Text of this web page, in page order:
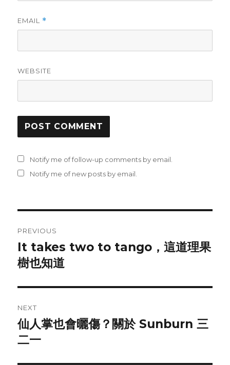
EMAIL *
WEBSITE
Notify me of follow-up comments by email.
Notify me of new posts by email.
navigation
PREVIOUS
Previous
post:
It takes two to tango，這道理果
樹也知道
NEXT
Next
post:
仙人掌也會曬傷？關於 Sunburn 三
二一